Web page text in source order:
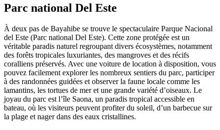
Parc national Del Este
À deux pas de Bayahibe se trouve le spectaculaire Parque Nacional
del Este (Parc national Del Este). Cette zone protégée est un
véritable paradis naturel regroupant divers écosystèmes, notamment
des forêts tropicales luxuriantes, des mangroves et des récifs
coralliens préservés. Avec une voiture de location à disposition, vous
pouvez facilement explorer les nombreux sentiers du parc, participer
à des randonnées guidées et observer la faune locale comme les
lamantins, les tortues de mer et une grande variété d’oiseaux. Le
joyau du parc est l’île Saona, un paradis tropical accessible en
bateau, où les visiteurs peuvent profiter du soleil, d’un barbecue sur
la plage et nager dans des eaux cristallines.